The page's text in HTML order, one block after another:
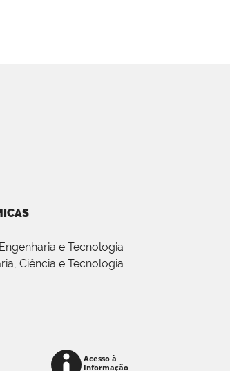
e Tecnologia
Ciência e Tecnologia